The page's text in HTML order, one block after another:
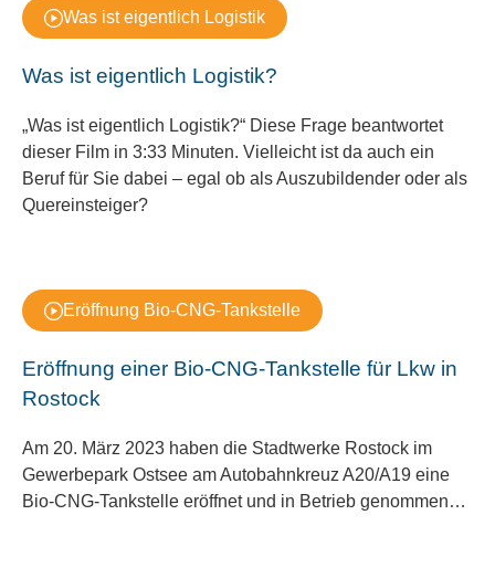
Was ist eigentlich Logistik
Was ist eigentlich Logistik?
„Was ist eigentlich Logistik?“ Diese Frage beantwortet
dieser Film in 3:33 Minuten. Vielleicht ist da auch ein
Beruf für Sie dabei – egal ob als Auszubildender oder als
Quereinsteiger?
Eröffnung Bio-CNG-Tankstelle
Eröffnung einer Bio-CNG-Tankstelle für Lkw in
Rostock
Am 20. März 2023 haben die Stadtwerke Rostock im
Gewerbepark Ostsee am Autobahnkreuz A20/A19 eine
Bio-CNG-Tankstelle eröffnet und in Betrieb genommen…